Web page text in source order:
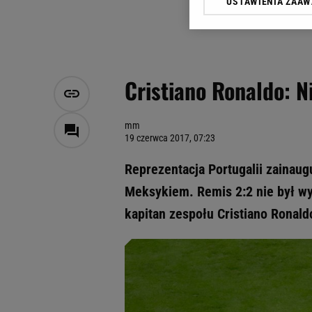
Cristiano Ronaldo:
mm
19 czerwca 2017, 07:23
Reprezentacja Portugalii
Meksykiem. Remis 2:2 nie był
kapitan zespołu Cristiano
Klikając „Akceptuję”
Zaufanych Partnerów i
My, nasi Zaufani
badnie odbiorców i